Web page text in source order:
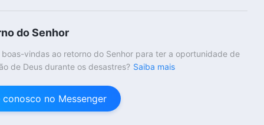
56:06
do Senhor
vindas ao retorno do Senhor para ter a oportunidade de
de Deus durante os desastres? Saiba mais
no Messenger